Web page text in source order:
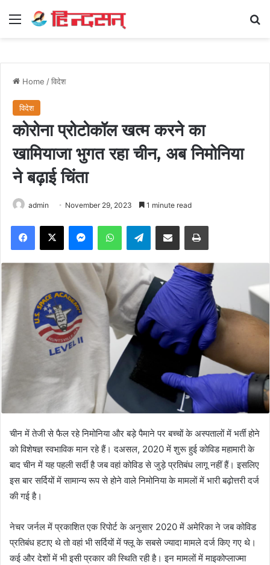
Menu
Home /विदेश
विदेश
कोरोना प्रोटोकॉल खत्म करने का
खामियाजा भुगत रहा चीन, अब निमोनिया
ने बढ़ाई चिंता
admin November 29, 2023 1 minute read
Facebook
X MessengerWhatsAppTelegramShare via Email Print
चीन में तेजी से फैल रहे निमोनिया और बड़े पैमाने पर बच्चों के अस्पतालों में भर्ती होने
को विशेषज्ञ स्वभाविक मान रहे हैं। दअसल, 2020 में शुरू हुई कोविड महामारी के
बाद चीन में यह पहली सर्दी है जब वहां कोविड से जुड़े प्रतिबंध लागू नहीं हैं। इसलिए
इस बार सर्दियों में सामान्य रूप से होने वाले निमोनिया के मामलों में भारी बढ़ोत्तरी दर्ज
की गई है।
नेचर जर्नल में प्रकाशित एक रिपोर्ट के अनुसार 2020 में अमेरिका ने जब कोविड
प्रतिबंध हटाए थे तो वहां भी सर्दियों में फ्लू के सबसे ज्यादा मामले दर्ज किए गए थे।
कई और देशों में भी इसी प्रकार की स्थिति रही है। इन मामलों में माइकोप्लाज्मा